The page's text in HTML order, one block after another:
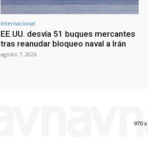
Internacional
EE.UU. desvía 51 buques mercantes
tras reanudar bloqueo naval a Irán
agosto 7, 2026